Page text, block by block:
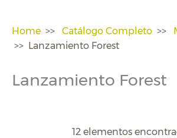
Home Catálogo Completo
Lanzamiento Forest
Lanzamiento Forest
12 elementos